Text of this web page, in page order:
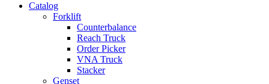
Catalog
Forklift
Counterbalance
Reach Truck
Order Picker
VNA Truck
Stacker
Genset